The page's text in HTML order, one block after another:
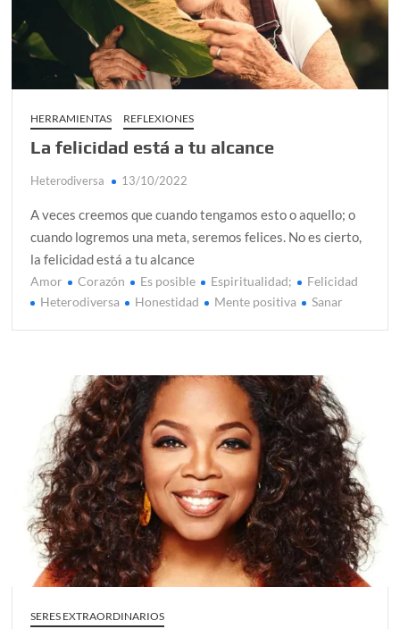
es
HERRAMIENTAS REFLEXIONES
La felicidad está a tu alcance
Heterodiversa 13/10/2022
A veces creemos que cuando tengamos esto o aquello; o
cuando logremos una meta, seremos felices. No es cierto,
la felicidad está a tu alcance
Amor Corazón Es posible Espiritualidad;
Felicidad
Heterodiversa
Honestidad Mente positiva Sanar
está
a
tu
SERES EXTRAORDINARIOS